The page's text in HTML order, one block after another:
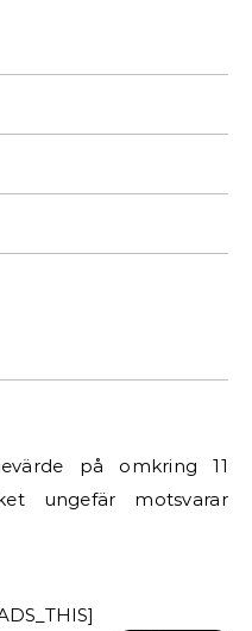
på omkring 11
ungefär motsvarar